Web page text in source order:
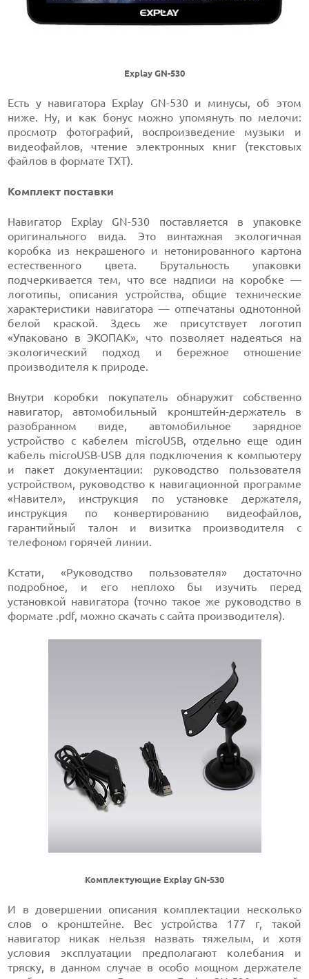
Explay GN-530
Есть у навигатора Explay GN-530 и минусы, об этом
ниже. Ну, и как бонус можно упомянуть по мелочи:
просмотр фотографий, воспроизведение музыки и
видеофайлов, чтение электронных книг (текстовых
файлов в формате TXT).
Комплект поставки
Навигатор Explay GN-530 поставляется в упаковке
оригинального вида. Это винтажная экологичная
коробка из некрашеного и нетонированного картона
естественного цвета. Брутальность упаковки
подчеркивается тем, что все надписи на коробке —
логотипы, описания устройства, общие технические
характеристики навигатора — отпечатаны однотонной
белой краской. Здесь же присутствует логотип
«Упаковано в ЭКОПАК», что позволяет надеяться на
экологический подход и бережное отношение
производителя к природе.
Внутри коробки покупатель обнаружит собственно
навигатор, автомобильный кронштейн-держатель в
разобранном виде, автомобильное зарядное
устройство с кабелем microUSB, отдельно еще один
кабель microUSB-USB для подключения к компьютеру
и пакет документации: руководство пользователя
устройством, руководство к навигационной программе
«Навител», инструкция по установке держателя,
инструкция по конвертированию видеофайлов,
гарантийный талон и визитка производителя с
телефоном горячей линии.
Кстати, «Руководство пользователя» достаточно
подробное, и его неплохо бы изучить перед
установкой навигатора (точно такое же руководство в
формате .pdf, можно скачать с сайта производителя).
Комплектующие Explay GN-530
И в довершении описания комплектации несколько
слов о кронштейне. Вес устройства 177 г, такой
навигатор никак нельзя назвать тяжелым, и хотя
условия эксплуатации предполагают колебания и
тряску, в данном случае в особо мощном держателе